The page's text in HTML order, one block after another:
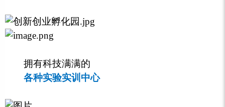
拥有科技满满的
各种实验实训中心